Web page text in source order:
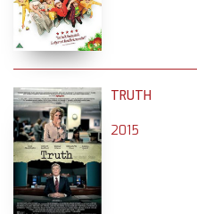
TRUTH
2015